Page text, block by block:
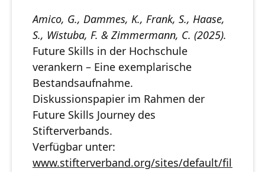
Amico, G., Dammes, K., Frank, S., Haase,
S., Wistuba, F. & Zimmermann, C. (2025).
Future Skills in der Hochschule
verankern – Eine exemplarische
Bestandsaufnahme.
Diskussionspapier im Rahmen der
Future Skills Journey des
Stifterverbands.
Verfügbar unter:
www.stifterverband.org/sites/default/files/